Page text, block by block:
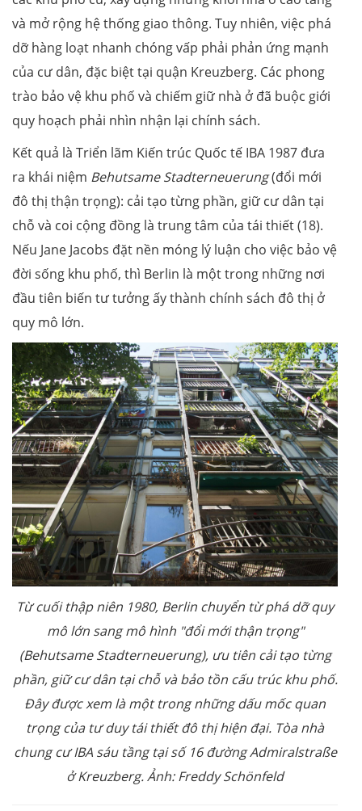
và mở rộng hệ thống giao thông. Tuy nhiên, việc phá
dỡ hàng loạt nhanh chóng vấp phải phản ứng mạnh
của cư dân, đặc biệt tại quận Kreuzberg. Các phong
trào bảo vệ khu phố và chiếm giữ nhà ở đã buộc giới
quy hoạch phải nhìn nhận lại chính sách.
Kết quả là Triển lãm Kiến trúc Quốc tế IBA 1987 đưa
ra khái niệm Behutsame Stadterneuerung(đổi mới
đô thị thận trọng): cải tạo từng phần, giữ cư dân tại
chỗ và coi cộng đồng là trung tâm của tái thiết (18).
Nếu Jane Jacobs đặt nền móng lý luận cho việc bảo vệ
đời sống khu phố, thì Berlin là một trong những nơi
đầu tiên biến tư tưởng ấy thành chính sách đô thị ở
quy mô lớn.
Từ cuối thập niên 1980, Berlin chuyển từ phá dỡ quy
mô lớn sang mô hình "đổi mới thận trọng"
(Behutsame Stadterneuerung), ưu tiên cải tạo từng
phần, giữ cư dân tại chỗ và bảo tồn cấu trúc khu phố.
Đây được xem là một trong những dấu mốc quan
trọng của tư duy tái thiết đô thị hiện đại. Tòa nhà
chung cư IBA sáu tầng tại số 16 đường Admiralstraße
ở Kreuzberg. Ảnh: Freddy Schönfeld